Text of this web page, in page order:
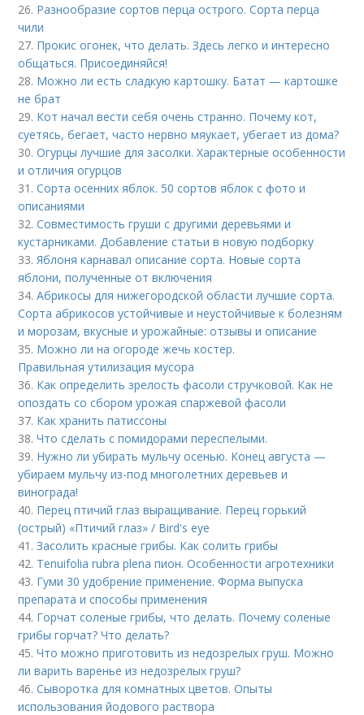
26. Разнообразие сортов перца острого. Сорта перца
чили
27. Прокис огонек, что делать. Здесь легко и интересно
общаться. Присоединяйся!
28. Можно ли есть сладкую картошку. Батат — картошке
не брат
29. Кот начал вести себя очень странно. Почему кот,
суетясь, бегает, часто нервно мяукает, убегает из дома?
30.Огурцы лучшие для засолки. Характерные особенности
и отличия огурцов
31.Сорта осенних яблок. 50 сортов яблок с фото и
описаниями
32.Совместимость груши с другими деревьями и
кустарниками. Добавление статьи в новую подборку
33.Яблоня карнавал описание сорта. Новые сорта
яблони, полученные от включения
34.Абрикосы для нижегородской области лучшие сорта.
Сорта абрикосов устойчивые и неустойчивые к болезням
и морозам, вкусные и урожайные: отзывы и описание
35. Можно ли на огороде жечь костер.
Правильная утилизация мусора
36. Как определить зрелость фасоли стручковой. Как не
опоздать со сбором урожая спаржевой фасоли
37. Как хранить патиссоны
38.Что сделать с помидорами переспелыми.
39. Нужно ли убирать мульчу осенью. Конец августа —
убираем мульчу из-под многолетних деревьев и
винограда!
40. Перец птичий глаз выращивание. Перец горький
(острый) «Птичий глаз» / Bird's eye
41.Засолить красные грибы. Как солить грибы
42. Tenuifolia rubra plena пион. Особенности агротехники
43. Гуми 30 удобрение применение. Форма выпуска
препарата и способы применения
44. Горчат соленые грибы, что делать. Почему соленые
грибы горчат? Что делать?
45.Что можно приготовить из недозрелых груш. Можно
ли варить варенье из недозрелых груш?
46.Сыворотка для комнатных цветов. Опыты
использования йодового раствора